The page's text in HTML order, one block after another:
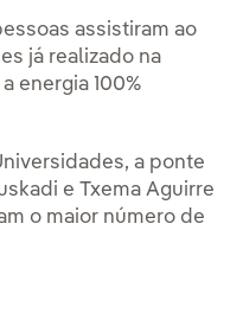
assistiram ao
já realizado na
energia 100%
a ponte
e Txema Aguirre
o maior número de